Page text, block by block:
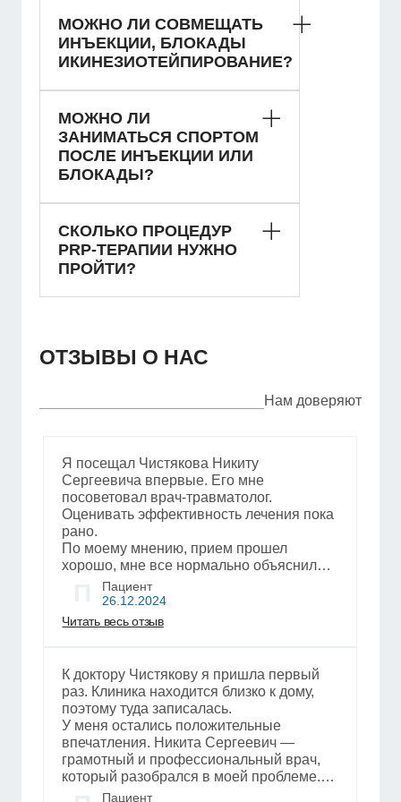
МОЖНО ЛИ СОВМЕЩАТЬ
ИНЪЕКЦИИ, БЛОКАДЫ
ИКИНЕЗИОТЕЙПИРОВАНИЕ?
МОЖНО ЛИ
ЗАНИМАТЬСЯ СПОРТОМ
ПОСЛЕ ИНЪЕКЦИИ ИЛИ
БЛОКАДЫ?
СКОЛЬКО ПРОЦЕДУР
PRP-ТЕРАПИИ НУЖНО
ПРОЙТИ?
ОТЗЫВЫ О НАС
Нам доверяют
Я посещал Чистякова Никиту
Сергеевича впервые. Его мне
посоветовал врач-травматолог.
Оценивать эффективность лечения пока
рано.
По моему мнению, прием прошел
хорошо, мне все нормально объяснили.
Специалист пригласил вовремя, мы
разговаривали примерно полчаса. Этого
хватило, мы все успели. В процессе
профессиональном уровне, как мне
показалось. Никита Сергеевич смог
расположить к себе и вызвать доверие.
Я обратился к нему в связи с тем, что
болит колено. В течение визита врач
сначала осмотрел меня, потом проверил
МРТ​, которое я брал с собой, затем дал
рекомендации. Я считаю, специалист
Пациент
26.12.2024
Читать весь отзыв
К доктору Чистякову я пришла первый
раз. Клиника находится близко к дому,
поэтому туда записалась.
У меня остались положительные
впечатления. Никита Сергеевич —
грамотный и профессиональный врач,
который разобрался в моей проблеме.
Приём прошёл хорошо. Я пришла уже с
Пациент